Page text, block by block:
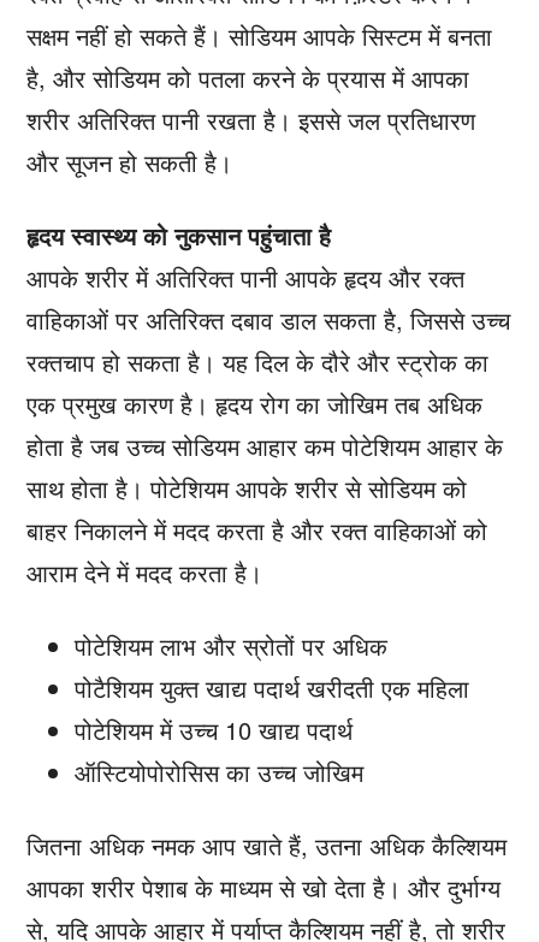
सक्षम नहीं हो सकते हैं। सोडियम आपके सिस्टम में बनता
है, और सोडियम को पतला करने के प्रयास में आपका
शरीर अतिरिक्त पानी रखता है। इससे जल प्रतिधारण
और सूजन हो सकती है।
हृदय स्वास्थ्य को नुकसान पहुंचाता है
आपके शरीर में अतिरिक्त पानी आपके हृदय और रक्त
वाहिकाओं पर अतिरिक्त दबाव डाल सकता है, जिससे उच्च
रक्तचाप हो सकता है। यह दिल के दौरे और स्ट्रोक का
एक प्रमुख कारण है। हृदय रोग का जोखिम तब अधिक
होता है जब उच्च सोडियम आहार कम पोटेशियम आहार के
साथ होता है। पोटेशियम आपके शरीर से सोडियम को
बाहर निकालने में मदद करता है और रक्त वाहिकाओं को
आराम देने में मदद करता है।
पोटेशियम लाभ और स्रोतों पर अधिक
पोटैशियम युक्त खाद्य पदार्थ खरीदती एक महिला
पोटेशियम में उच्च 10 खाद्य पदार्थ
ऑस्टियोपोरोसिस का उच्च जोखिम
जितना अधिक नमक आप खाते हैं, उतना अधिक कैल्शियम
आपका शरीर पेशाब के माध्यम से खो देता है। और दुर्भाग्य
से, यदि आपके आहार में पर्याप्त कैल्शियम नहीं है, तो शरीर